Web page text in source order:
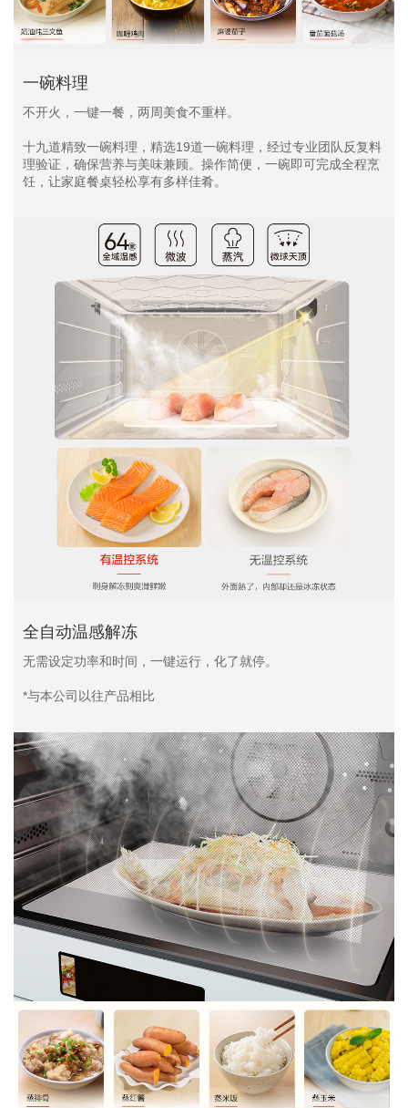
一碗料理
不开火，一键一餐，两周美食不重样。
十九道精致一碗料理，精选19道一碗料理，经过专业团队反复料
理验证，确保营养与美味兼顾。操作简便，一碗即可完成全程烹
饪，让家庭餐桌轻松享有多样佳肴。
全自动温感解冻
无需设定功率和时间，一键运行，化了就停。
*与本公司以往产品相比